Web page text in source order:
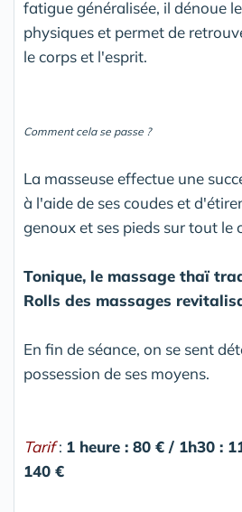
fatigue généralisée, il dénoue
physiques et permet de
le corps et l'esprit.
Comment cela se passe ?
La masseuse effectue une
à l'aide de ses coudes et
genoux et ses pieds sur tout le
Tonique, le massage thaï
Rolls des massages
En fin de séance, on se sent
possession de ses moyens.
Tarif: 1 heure : 80 € / 1h30 :
140 €